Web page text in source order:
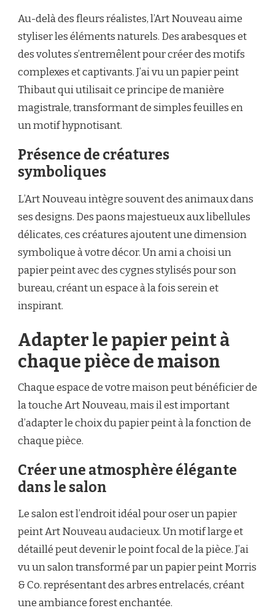
Au-delà des fleurs réalistes, l’Art Nouveau aime
styliser les éléments naturels. Des arabesques et
des volutes s’entremêlent pour créer des motifs
complexes et captivants. J’ai vu un papier peint
Thibaut qui utilisait ce principe de manière
magistrale, transformant de simples feuilles en
un motif hypnotisant.
Présence de créatures
symboliques
L’Art Nouveau intègre souvent des animaux dans
ses designs. Des paons majestueux aux libellules
délicates, ces créatures ajoutent une dimension
symbolique à votre décor. Un ami a choisi un
papier peint avec des cygnes stylisés pour son
bureau, créant un espace à la fois serein et
inspirant.
Adapter le papier peint à
chaque pièce de maison
Chaque espace de votre maison peut bénéficier de
la touche Art Nouveau, mais il est important
d’adapter le choix du papier peint à la fonction de
chaque pièce.
Créer une atmosphère élégante
dans le salon
Le salon est l’endroit idéal pour oser un papier
peint Art Nouveau audacieux. Un motif large et
détaillé peut devenir le point focal de la pièce. J’ai
vu un salon transformé par un papier peint Morris
& Co. représentant des arbres entrelacés, créant
une ambiance forest enchantée.